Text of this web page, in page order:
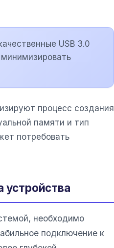
USB 3.0
процесс создания
памяти и тип
потребовать
устройства
необходимо
подключение к